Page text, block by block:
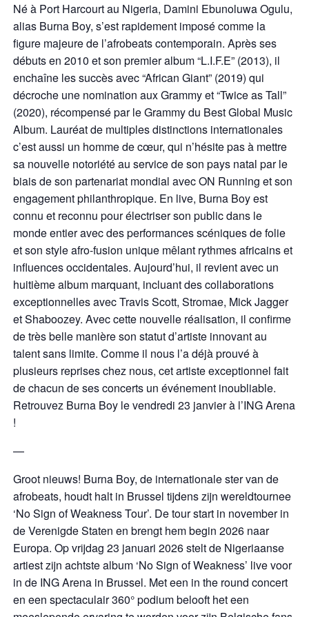
Né à Port Harcourt au Nigeria, Damini Ebunoluwa Ogulu,
alias Burna Boy, s’est rapidement imposé comme la
figure majeure de l’afrobeats contemporain. Après ses
débuts en 2010 et son premier album “L.I.F.E” (2013), il
enchaîne les succès avec “African Giant” (2019) qui
décroche une nomination aux Grammy et “Twice as Tall”
(2020), récompensé par le Grammy du Best Global Music
Album. Lauréat de multiples distinctions internationales
c’est aussi un homme de cœur, qui n’hésite pas à mettre
sa nouvelle notoriété au service de son pays natal par le
biais de son partenariat mondial avec ON Running et son
engagement philanthropique. En live, Burna Boy est
connu et reconnu pour électriser son public dans le
monde entier avec des performances scéniques de folie
et son style afro-fusion unique mêlant rythmes africains et
influences occidentales. Aujourd’hui, il revient avec un
huitième album marquant, incluant des collaborations
exceptionnelles avec Travis Scott, Stromae, Mick Jagger
et Shaboozey. Avec cette nouvelle réalisation, il confirme
de très belle manière son statut d’artiste innovant au
talent sans limite. Comme il nous l’a déjà prouvé à
plusieurs reprises chez nous, cet artiste exceptionnel fait
de chacun de ses concerts un événement inoubliable.
Retrouvez Burna Boy le vendredi 23 janvier à l’ING Arena
!
—
Groot nieuws! Burna Boy, de internationale ster van de
afrobeats, houdt halt in Brussel tijdens zijn wereldtournee
‘No Sign of Weakness Tour’. De tour start in november in
de Verenigde Staten en brengt hem begin 2026 naar
Europa. Op vrijdag 23 januari 2026 stelt de Nigeriaanse
artiest zijn achtste album ‘No Sign of Weakness’ live voor
in de ING Arena in Brussel. Met een in the round concert
en een spectaculair 360° podium belooft het een